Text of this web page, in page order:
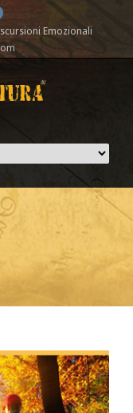
Emozionali